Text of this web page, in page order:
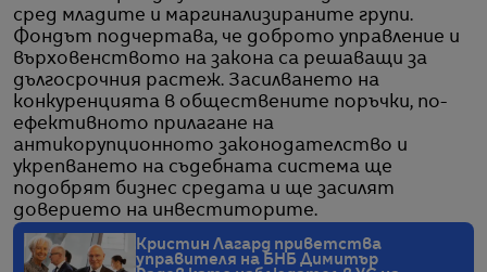
сред младите и маргинализираните групи.
Фондът подчертава, че доброто управление и
върховенството на закона са решаващи за
дългосрочния растеж. Засилването на
конкуренцията в обществените поръчки, по-
ефективното прилагане на
антикорупционното законодателство и
укрепването на съдебната система ще
подобрят бизнес средата и ще засилят
доверието на инвеститорите.
Кристин Лагард приветства
управителя на БНБ Димитър